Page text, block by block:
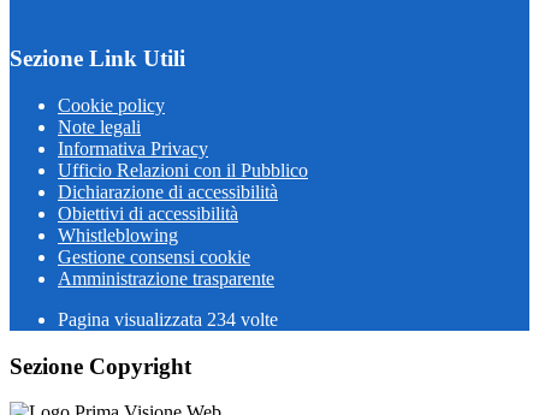
Sezione Link Utili
Cookie policy
Note legali
Informativa Privacy
Ufficio Relazioni con il Pubblico
Dichiarazione di accessibilità
Obiettivi di accessibilità
Whistleblowing
Gestione consensi cookie
Amministrazione trasparente
Pagina visualizzata 234 volte
Sezione Copyright